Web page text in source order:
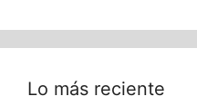
Lo más reciente